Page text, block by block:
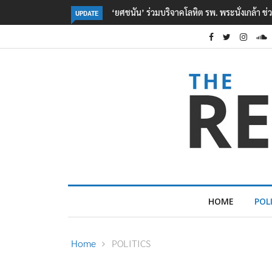
UPDATE ตร. อยู่ระหว่างสอบสวนแรงจูงใจ เหตุยิงในโร
HOME
Home POLITICS